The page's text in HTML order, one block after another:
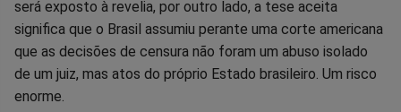
será exposto à revelia, por outro lado, a tese aceita
significa que o Brasil assumiu perante uma corte americana
que as decisões de censura não foram um abuso isolado
de um juiz, mas atos do próprio Estado brasileiro. Um risco
enorme.